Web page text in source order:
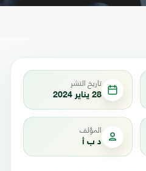
تاريخ النشر
28 يناير 2024
المؤلف
د ب أ